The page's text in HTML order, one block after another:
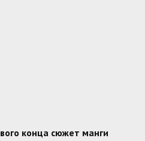
конца сюжет манги